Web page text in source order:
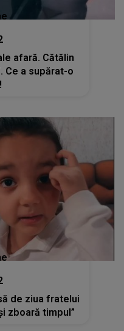
afară. Cătălin
Ce a supărat-o
de ziua fratelui
zboară timpul”